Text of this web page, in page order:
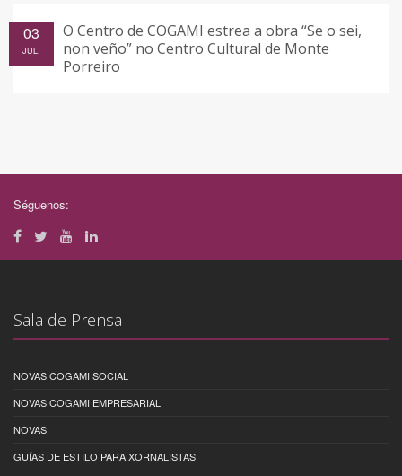
O Centro de COGAMI estrea a obra “Se o sei,
non veño” no Centro Cultural de Monte
Porreiro
03
JUL.
Séguenos:
Sala de Prensa
NOVAS COGAMI SOCIAL
NOVAS COGAMI EMPRESARIAL
NOVAS
GUÍAS DE ESTILO PARA XORNALISTAS